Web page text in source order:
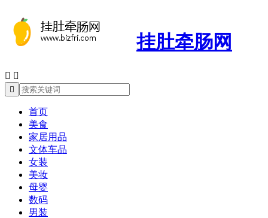
挂肚牵肠网
 

首页
美食
家居用品
文体车品
女装
美妆
母婴
数码
男装